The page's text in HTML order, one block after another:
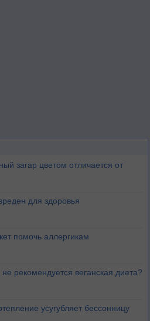
загар цветом отличается от
для здоровья
помочь аллергикам
рекомендуется веганская диета?
усугубляет бессонницу